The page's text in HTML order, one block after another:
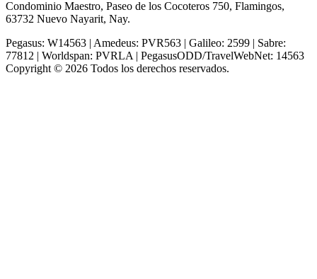
Condominio Maestro, Paseo de los Cocoteros 750, Flamingos,
63732 Nuevo Nayarit, Nay.
Pegasus: W14563 | Amedeus: PVR563 | Galileo: 2599 | Sabre:
77812 | Worldspan: PVRLA | PegasusODD/TravelWebNet: 14563
Copyright © 2026 Todos los derechos reservados.